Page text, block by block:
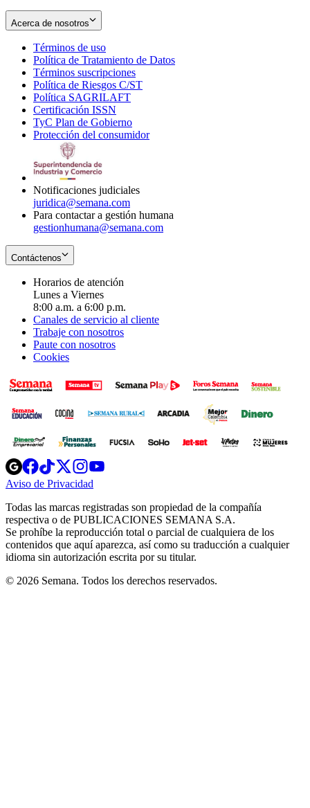
Acerca de nosotros
Términos de uso
in
new
window
Política de Tratamiento de Datos
Términos suscripciones
in
Política de Riesgos C/ST
Política SAGRILAFT
new
window
Certificación ISSN
in
new
TyC Plan de Gobierno
in
Protección del consumidorOpens
Notificaciones judiciales
juridica@semana.com
Para contactar a gestión humana
gestionhumana@semana.com
Contáctenos
Horarios de atención
Lunes a Viernes
8:00 a.m. a 6:00 p.m.
Canales de servicio al cliente
Trabaje con nosotros
Paute con nosotros
Cookies
Opens
in
new
Opens
in
new
Opens
in
new
window
Opens
new
windowwindow
Aviso de Privacidad
new
window
Todas las marcas registradas son propiedad de la compañía
respectiva o de PUBLICACIONES SEMANA S.A.
Se prohíbe la reproducción total o parcial de cualquiera de los
contenidos que aquí aparezca, así como su traducción a cualquier
idioma sin autorización escrita por su titular.
© 2026 Semana. Todos los derechos reservados.